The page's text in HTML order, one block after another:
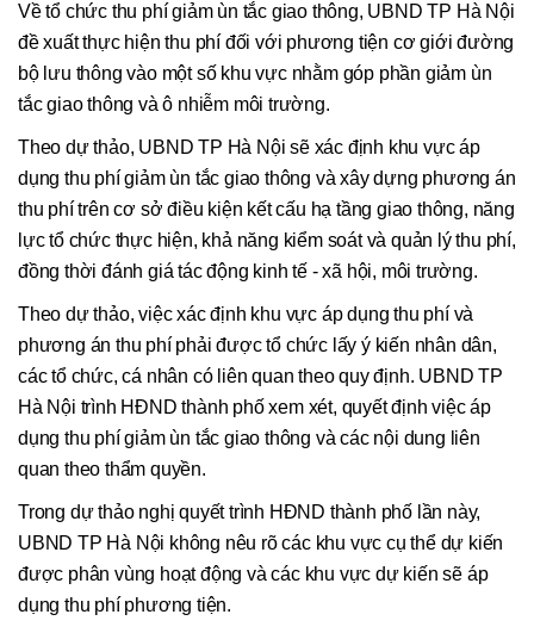
Về tổ chức thu phí giảm ùn tắc giao thông, UBND TP Hà Nội
đề xuất thực hiện thu phí đối với phương tiện cơ giới đường
bộ lưu thông vào một số khu vực nhằm góp phần giảm ùn
tắc giao thông và ô nhiễm môi trường.
Theo dự thảo, UBND TP Hà Nội sẽ xác định khu vực áp
dụng thu phí giảm ùn tắc giao thông và xây dựng phương án
thu phí trên cơ sở điều kiện kết cấu hạ tầng giao thông, năng
lực tổ chức thực hiện, khả năng kiểm soát và quản lý thu phí,
đồng thời đánh giá tác động kinh tế - xã hội, môi trường.
Theo dự thảo, việc xác định khu vực áp dụng thu phí và
phương án thu phí phải được tổ chức lấy ý kiến nhân dân,
các tổ chức, cá nhân có liên quan theo quy định. UBND TP
Hà Nội trình HĐND thành phố xem xét, quyết định việc áp
dụng thu phí giảm ùn tắc giao thông và các nội dung liên
quan theo thẩm quyền.
Trong dự thảo nghị quyết trình HĐND thành phố lần này,
UBND TP Hà Nội không nêu rõ các khu vực cụ thể dự kiến
được phân vùng hoạt động và các khu vực dự kiến sẽ áp
dụng thu phí phương tiện.